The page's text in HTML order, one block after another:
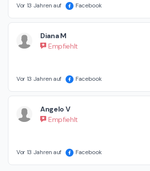
Vor 13 Jahren auf Facebook
Diana M
Empfiehlt
Vor 13 Jahren auf Facebook
Angelo V
Empfiehlt
Vor 13 Jahren auf Facebook